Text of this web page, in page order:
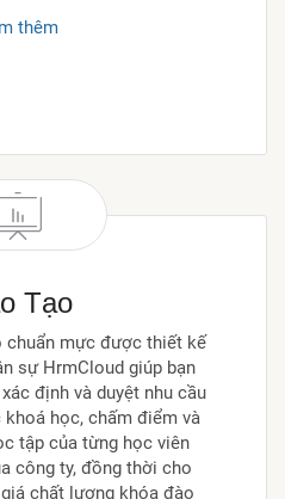
thêm
Tạo
chuẩn mực được thiết kế
sự HrmCloud giúp bạn
định và duyệt nhu cầu
học, chấm điểm và
tập của từng học viên
công ty, đồng thời cho
chất lượng khóa đào